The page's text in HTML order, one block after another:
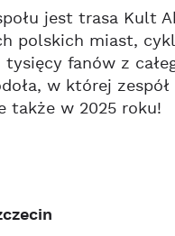
jest trasa Kult
polskich miast,
fanów z
w której zespół
także w 2025 roku!